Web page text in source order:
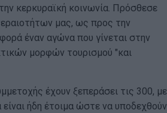
κερκυραϊκή κοινωνία. Πρόσθεσε
μας, ως προς την
έναν αγώνα που γίνεται στην
μορφών τουρισμού "και
έχουν ξεπεράσει τις 300, με
ήδη έτοιμα ώστε να υποδεχθούν